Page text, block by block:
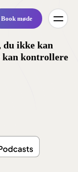
Book møde
du ikke kan
kan kontrollere